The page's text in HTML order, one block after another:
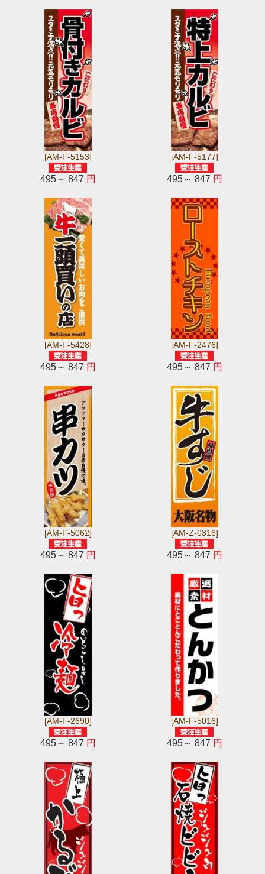
[AM-F-5153]
495～ 847 円
[AM-F-5177]
495～ 847 円
[AM-F-5428]
495～ 847 円
[AM-F-2476]
495～ 847 円
[AM-F-5062]
495～ 847 円
[AM-Z-0316]
495～ 847 円
[AM-F-2690]
495～ 847 円
[AM-F-5016]
495～ 847 円